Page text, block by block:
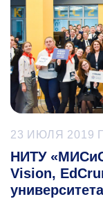
23 ИЮЛЯ 2019
НИТУ
Vision,
университета